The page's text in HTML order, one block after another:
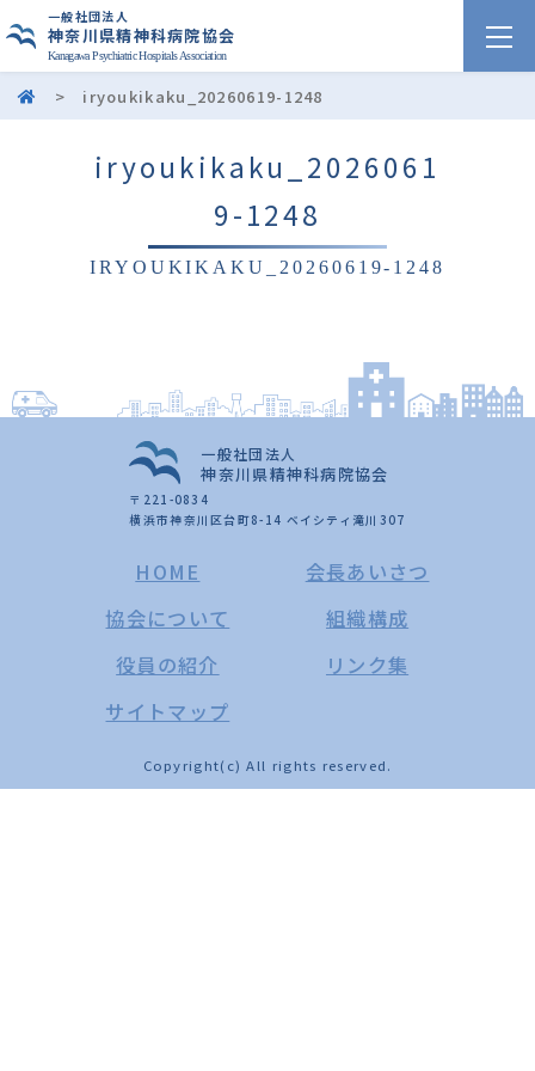
一般社団法人
神奈川県精神科病院協会
Kanagawa Psychiatric Hospitals Association
> iryoukikaku_20260619-1248
iryoukikaku_2026061
9-1248
IRYOUKIKAKU_20260619-1248
一般社団法人
神奈川県精神科病院協会
〒221-0834
横浜市神奈川区台町8-14 ベイシティ滝川307
HOME
会長あいさつ
協会について
組織構成
役員の紹介
リンク集
サイトマップ
Copyright(c) All rights reserved.